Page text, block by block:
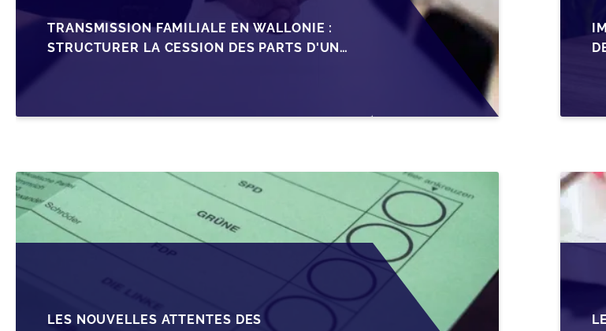
TRANSMISSION FAMILIALE EN WALLONIE :
STRUCTURER LA CESSION DES PARTS D'UNE
SRL
LES NOUVELLES ATTENTES DES